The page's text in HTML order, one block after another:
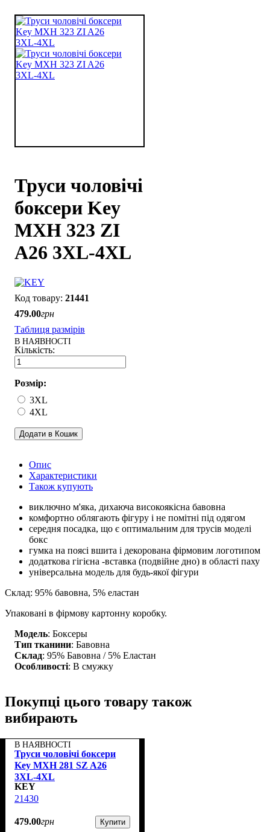
Труси чоловічі
боксери Key
MXH 323 ZI
A26 3XL-4XL
21441
479.00грн
Таблиця размірів
В НАЯВНОСТІ
Розмір:
3XL
4XL
Додати в Кошик
Опис
Характеристики
Також купують
виключно м'яка, дихаюча високоякісна бавовна
комфортно облягають фігуру і не помітні під одягом
середня посадка, що є оптимальним для трусів моделі
бокс
гумка на поясі вшита і декорована фірмовим логотипом
додаткова гігієна -вставка (подвійне дно) в області паху
універсальна модель для будь-якої фігури
Склад: 95% бавовна, 5% еластан
Упаковані в фірмову картонну коробку.
Модель: Боксеры
Тип тканини: Бавовна
Склад: 95% Бавовна / 5% Еластан
Особливості: В смужку
Покупці цього товару також
вибирають
В НАЯВНОСТІ
Труси чоловічі боксери
Key MXH 281 SZ A26
3XL-4XL
KEY
21430
479.00грн Купити